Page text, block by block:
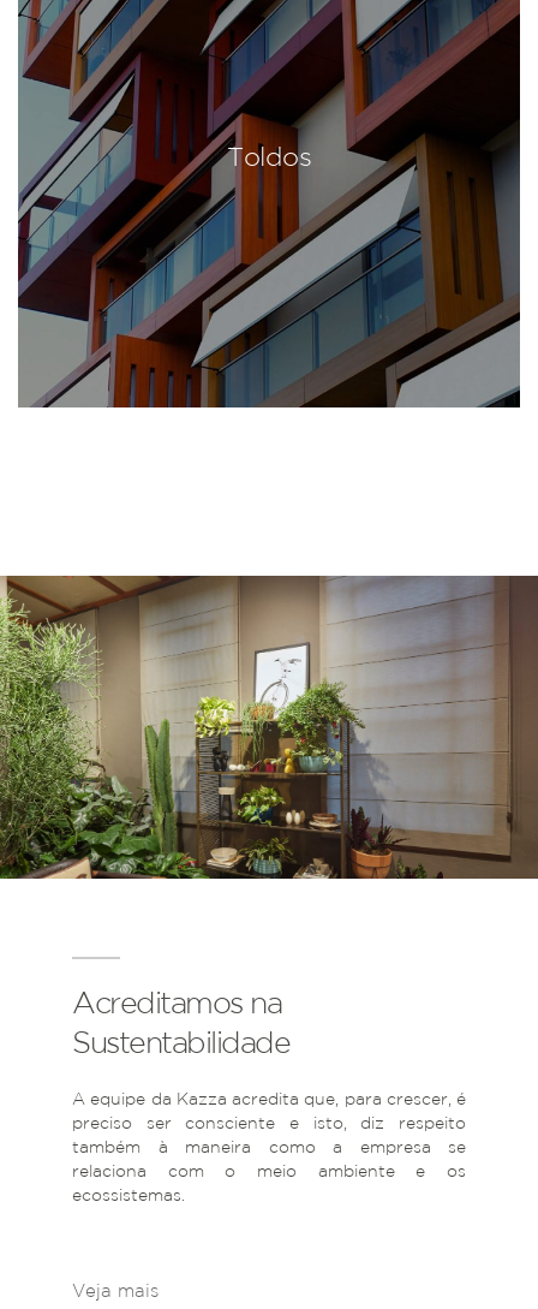
Toldos
Acreditamos na
Sustentabilidade
A equipe da Kazza acredita que, para crescer, é
preciso ser consciente e isto, diz respeito
também à maneira como a empresa se
relaciona com o meio ambiente e os
ecossistemas.
Veja mais